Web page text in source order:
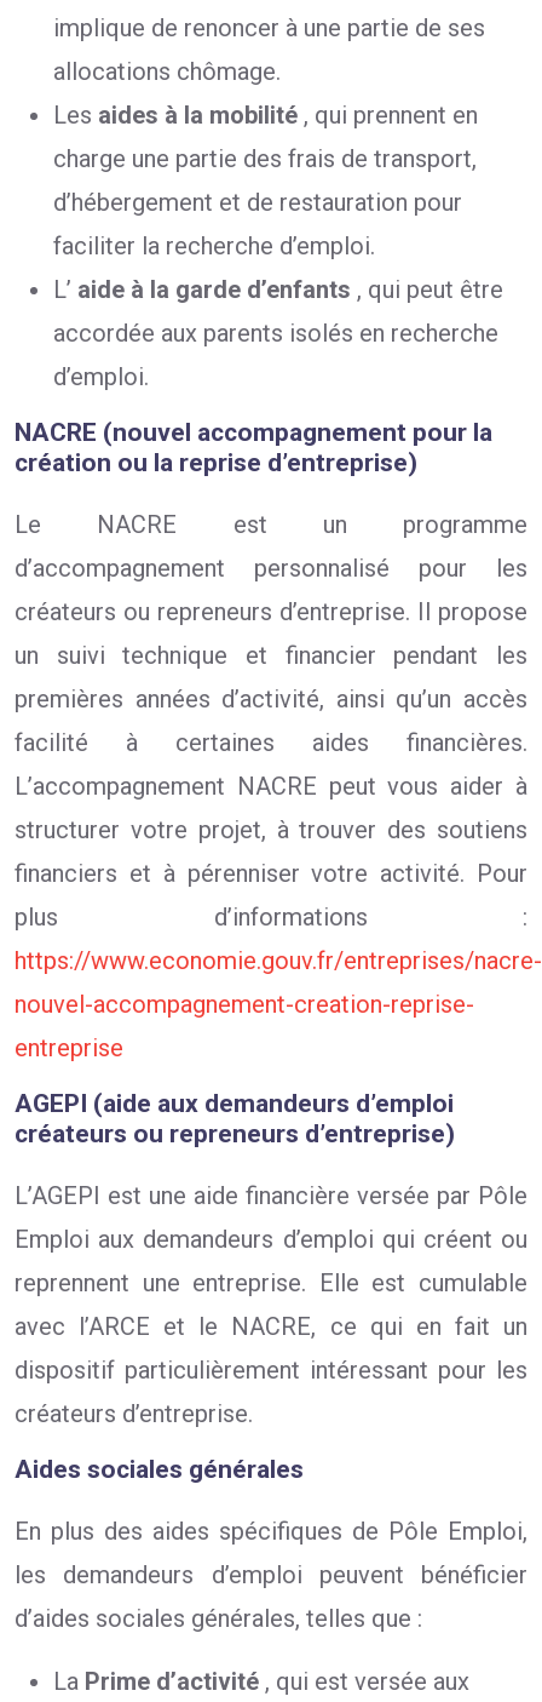
implique de renoncer à une partie de ses
allocations chômage.
Les aides à la mobilité , qui prennent en
charge une partie des frais de transport,
d’hébergement et de restauration pour
faciliter la recherche d’emploi.
L’ aide à la garde d’enfants , qui peut être
accordée aux parents isolés en recherche
d’emploi.
NACRE (nouvel accompagnement pour la
création ou la reprise d’entreprise)
Le NACRE est un programme
d’accompagnement personnalisé pour les
créateurs ou repreneurs d’entreprise. Il propose
un suivi technique et financier pendant les
premières années d’activité, ainsi qu’un accès
facilité à certaines aides financières.
L’accompagnement NACRE peut vous aider à
structurer votre projet, à trouver des soutiens
financiers et à pérenniser votre activité. Pour
plus d’informations :
https://www.economie.gouv.fr/entreprises/nacre-
nouvel-accompagnement-creation-reprise-
entreprise
AGEPI (aide aux demandeurs d’emploi
créateurs ou repreneurs d’entreprise)
L’AGEPI est une aide financière versée par Pôle
Emploi aux demandeurs d’emploi qui créent ou
reprennent une entreprise. Elle est cumulable
avec l’ARCE et le NACRE, ce qui en fait un
dispositif particulièrement intéressant pour les
créateurs d’entreprise.
Aides sociales générales
En plus des aides spécifiques de Pôle Emploi,
les demandeurs d’emploi peuvent bénéficier
d’aides sociales générales, telles que :
La Prime d’activité , qui est versée aux